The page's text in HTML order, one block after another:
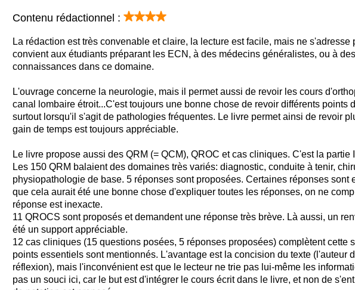
Contenu rédactionnel :
La rédaction est très convenable et claire, la lecture est facile, mais ne
convient aux étudiants préparant les ECN, à des médecins généralistes, ou à
connaissances dans ce domaine.
L'ouvrage concerne la neurologie, mais il permet aussi de revoir les cours
canal lombaire étroit...C'est toujours une bonne chose de revoir différents points
surtout lorsqu'il s'agit de pathologies fréquentes. Le livre permet ainsi de revoir
gain de temps est toujours appréciable.
Le livre propose aussi des QRM (= QCM), QROC et cas cliniques. C'est la partie
Les 150 QRM balaient des domaines très variés: diagnostic, conduite à tenir,
physiopathologie de base. 5 réponses sont proposées. Certaines réponses sont
que cela aurait été une bonne chose d'expliquer toutes les réponses, on ne
réponse est inexacte.
11 QROCS sont proposés et demandent une réponse très brève. Là aussi, un
été un support appréciable.
12 cas cliniques (15 questions posées, 5 réponses proposées) complètent cette
points essentiels sont mentionnés. L'avantage est la concision du texte (l'auteur
réflexion), mais l'inconvénient est que le lecteur ne trie pas lui-même les
pas un souci ici, car le but est d'intégrer le cours écrit dans le livre, et non de